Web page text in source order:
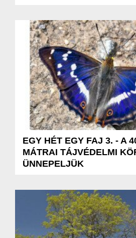
EGY HÉT EGY FAJ 3. - A
MÁTRAI TÁJVÉDELMI
ÜNNEPELJÜK